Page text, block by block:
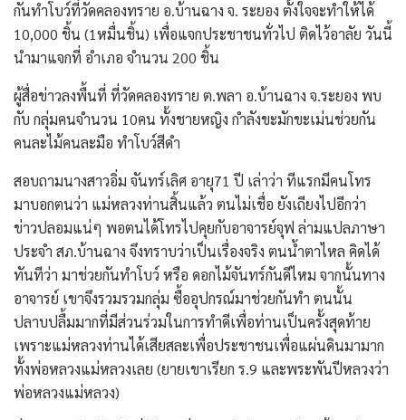
กันทำโบว์ที่วัดคลองทราย อ.บ้านฉาง จ. ระยอง ตั้งใจจะทำให้ได้
10,000 ชิ้น (1หมื่นชิ้น) เพื่อแจกประชาชนทั่วไป ติดไว้อาลัย วันนี้
นำมาแจกที่ อำเภอ จำนวน 200 ชิ้น
ผู้สื่อข่าวลงพื้นที่ ที่วัดคลองทราย ต.พลา อ.บ้านฉาง จ.ระยอง พบ
กับ กลุ่มคนจำนวน 10คน ทั้งชายหญิง กำลังขะมักขะเม่นช่วยกัน
คนละไม้คนละมือ ทำโบว์สีดำ
สอบถามนางสาวอิ่ม จันทร์เลิศ อายุ71 ปี เล่าว่า ทีแรกมีคนโทร
มาบอกตนว่า แม่หลวงท่านสิ้นแล้ว ตนไม่เชื่อ ยังเถียงไปอีกว่า
ข่าวปลอมแน่ๆ พอตนได้โทรไปคุยกับอาจารย์จุฟ ล่ามแปลภาษา
ประจำ สภ.บ้านฉาง จึงทราบว่าเป็นเรื่องจริง ตนน้ำตาไหล คิดได้
ทันทีว่า มาช่วยกันทำโบว์ หรือ ดอกไม้จันทร์กันดีไหม จากนั้นทาง
อาจารย์ เขาจึงรวมรวมกลุ่ม ซื้ออุปกรณ์มาช่วยกันทำ ตนนั้น
ปลาบปลื้มมากที่มีส่วนร่วมในการทำดีเพื่อท่านเป็นครั้งสุดท้าย
เพราะแม่หลวงท่านได้เสียสละเพื่อประชาชนเพื่อแผ่นดินมามาก
ทั้งพ่อหลวงแม่หลวงเลย (ยายเขาเรียก ร.9 และพระพันปีหลวงว่า
พ่อหลวงแม่หลวง)